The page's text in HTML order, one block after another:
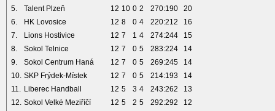
5.
Talent Plzeň 12 10 0 2 270:190
20
6.
HK Lovosice 12 8 0 4 220:212
16
7.
Lions Hostivice 12 7 1 4 274:244
15
8.
Sokol Telnice 12 7 0 5 283:224
14
9.
Sokol Centrum Haná 12 7 0 5 269:245
14
10. SKP Frýdek-Místek 12 7 0 5 214:193
14
11. Liberec Handball 12 5 3 4 243:262
13
12. Sokol Velké Meziříčí 12 5 2 5 292:292
12